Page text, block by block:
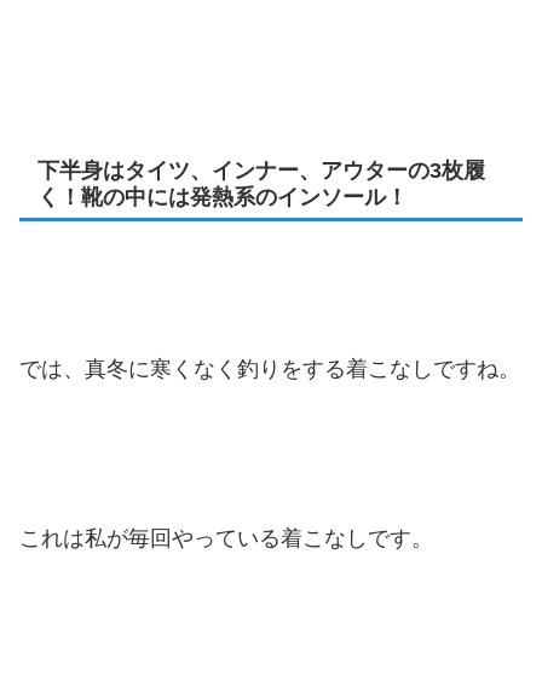
下半身はタイツ、インナー、アウターの3枚履
く！靴の中には発熱系のインソール！
では、真冬に寒くなく釣りをする着こなしですね。
これは私が毎回やっている着こなしです。